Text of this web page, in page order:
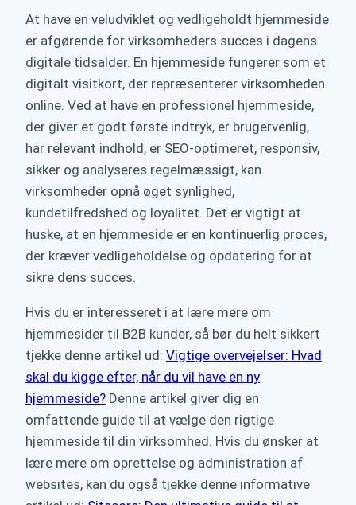
At have en veludviklet og vedligeholdt hjemmeside
er afgørende for virksomheders succes i dagens
digitale tidsalder. En hjemmeside fungerer som et
digitalt visitkort, der repræsenterer virksomheden
online. Ved at have en professionel hjemmeside,
der giver et godt første indtryk, er brugervenlig,
har relevant indhold, er SEO-optimeret, responsiv,
sikker og analyseres regelmæssigt, kan
virksomheder opnå øget synlighed,
kundetilfredshed og loyalitet. Det er vigtigt at
huske, at en hjemmeside er en kontinuerlig proces,
der kræver vedligeholdelse og opdatering for at
sikre dens succes.
Hvis du er interesseret i at lære mere om
hjemmesider til B2B kunder, så bør du helt sikkert
tjekke denne artikel ud: Vigtige overvejelser: Hvad
skal du kigge efter, når du vil have en ny
hjemmeside? Denne artikel giver dig en
omfattende guide til at vælge den rigtige
hjemmeside til din virksomhed. Hvis du ønsker at
lære mere om oprettelse og administration af
websites, kan du også tjekke denne informative